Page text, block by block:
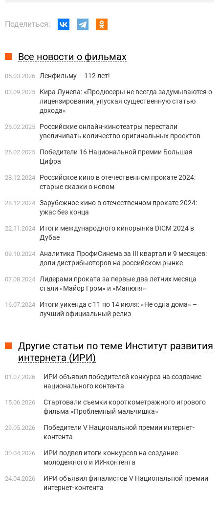
Поделиться:
Все новости о фильмах
05.03.2026 Ленфильму – 112 лет!
03.09.2025
Кира Лунева: «Продюсеры не всегда задумываются о
лицензировании, упуская существенную статью
дохода»
26.02.2025
Российские онлайн-кинотеатры перестали
увеличивать количество оригинальных проектов
26.02.2025
Победители 16 Национальной премии Большая
Цифра
28.12.2024
Российское кино в отечественном прокате 2024:
старые сказки о новом
28.12.2024 Зарубежное кино в отечественном прокате 2024:
ужас без конца
22.11.2024
Итоги международного кинорынка DICM 2024 в
Дубае
09.10.2024 Аналитика ПрофиСинема за III квартал и 9 месяцев:
доли дистрибьюторов на российском рынке
07.08.2024
Лидерами проката за первые два летних месяца
стали «Майор Гром» и «Манюня»
16.07.2024
Итоги уикенда с 11 по 14 июля: «Не одна дома» –
лучший официальный релиз
Другие статьи по теме Институт развития
интернета (ИРИ)
01.07.2026
ИРИ объявил победителей конкурса на создание
национального контента
15.06.2026
Стартовали съемки короткометражного игрового
фильма «Проблемный мальчишка»
29.05.2026
Победители V Национальной премии интернет-
контента
30.04.2026
ИРИ подвел итоги конкурсов на создание
молодежного и ИИ-контента
24.04.2026
ИРИ объявил финалистов V Национальной премии
интернет-контента